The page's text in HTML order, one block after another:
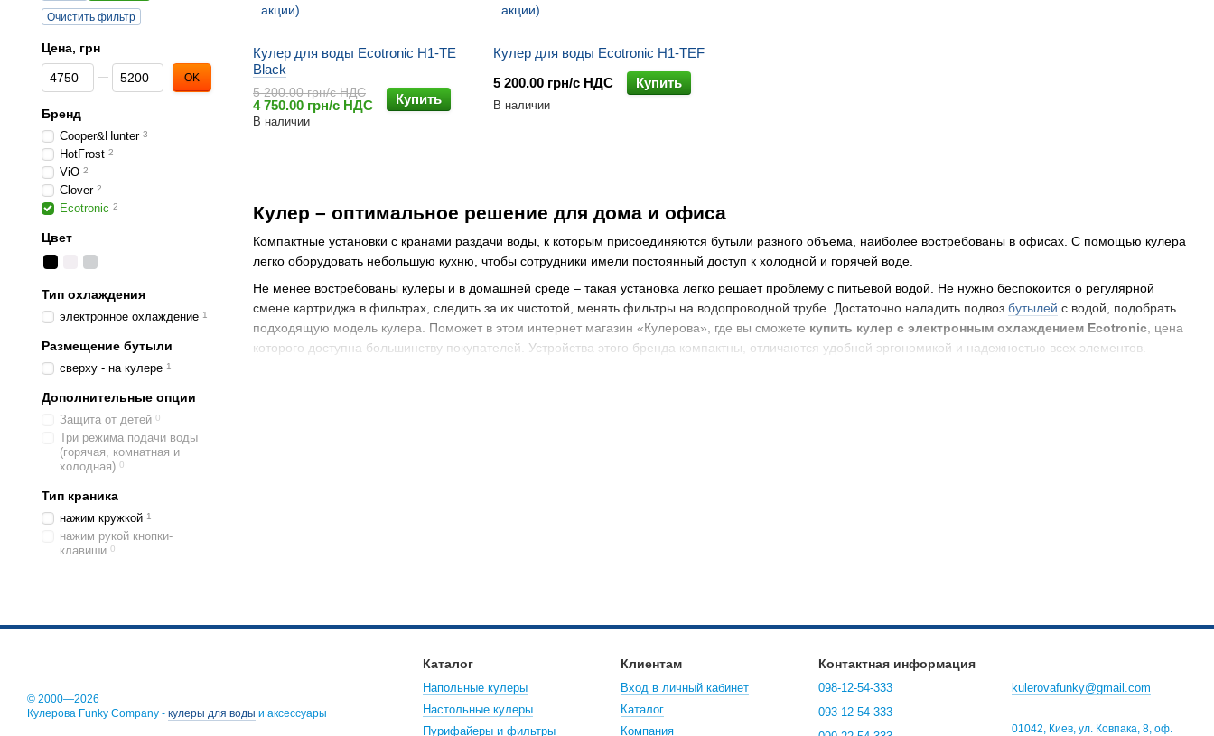
Кулер – оптимальное решение для дома и офиса
Компактные установки с кранами раздачи воды, к которым присоединяются бутыли разного объема, наиболее востребованы в офисах. С помощью кулера
легко оборудовать небольшую кухню, чтобы сотрудники имели постоянный доступ к холодной и горячей воде.
Не менее востребованы кулеры и в домашней среде – такая установка легко решает проблему с питьевой водой. Не нужно беспокоится о регулярной
смене картриджа в фильтрах, следить за их чистотой, менять фильтры на водопроводной трубе. Достаточно наладить подвоз бутылей с водой, подобрать
подходящую модель кулера. Поможет в этом интернет магазин «Кулерова», где вы сможете купить кулер с электронным охлаждением Ecotronic, цена
которого доступна большинству покупателей. Устройства этого бренда компактны, отличаются удобной эргономикой и надежностью всех элементов.
Кулер не подвержен вибрациям, тряске, поэтому может использоваться в сложных условиях.
Учитывая все преимущества, вы можетекулер с электронным охлаждениемEcotronic, купить в Украине для квартиры, загородного дома, дачи, школы или
детского сада.
Кулер для воды Ecotronic H1-TE
Black
5 200.00 грн/с НДС
4 750.00 грн/с НДС Купить
В наличии
Кулер для воды Ecotronic H1-TEF
5 200.00 грн/с НДС
Купить
В наличии
Очистить фильтр
Цена, грн
От Цена, грн
До Цена, грн OK
Бренд
Cooper&Hunter 3
HotFrost 2
ViO 2
Clover 2
Ecotronic 2
Цвет
Тип охлаждения
электронное охлаждение 1
Размещение бутыли
сверху - на кулере 1
Дополнительные опции
Защита от детей 0
Три режима подачи воды
(горячая, комнатная и
холодная) 0
Тип краника
нажим кружкой 1
нажим рукой кнопки-
клавиши 0
© 2000—2026
Кулерова Funky Company - кулеры для воды и аксессуары
Каталог
Напольные кулеры
Настольные кулеры
Пурифайеры и фильтры
Клиентам
Вход в личный кабинет
Каталог
Компания
Контактная информация
098-12-54-333
093-12-54-333
kulerovafunky@gmail.com
01042, Киев, ул. Ковпака, 8, оф.